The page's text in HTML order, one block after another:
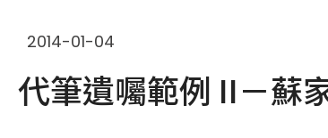
2014-01-04
代筆遺囑範例 II－蘇